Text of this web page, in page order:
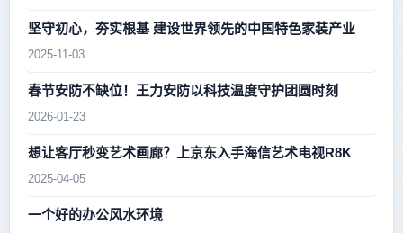
坚守初心，夯实根基 建设世界领先的中国特色家装产业
2025-11-03
春节安防不缺位！王力安防以科技温度守护团圆时刻
2026-01-23
想让客厅秒变艺术画廊？上京东入手海信艺术电视R8K
2025-04-05
一个好的办公风水环境